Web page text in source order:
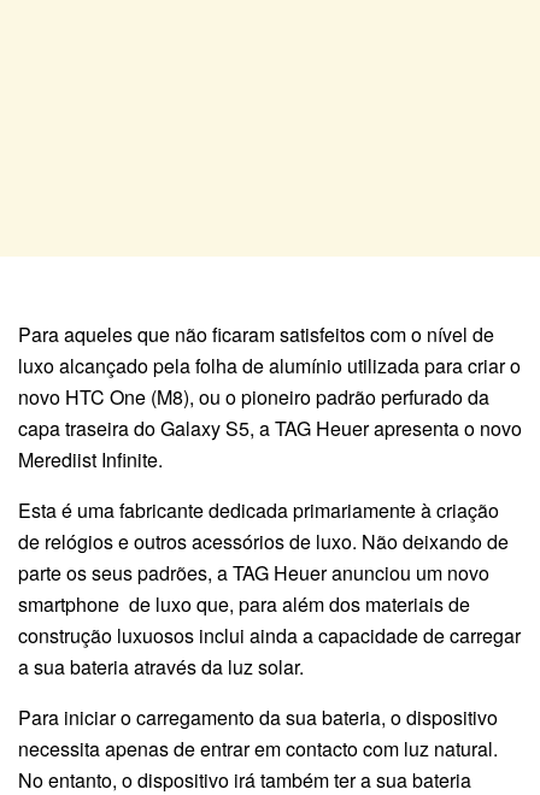
Para aqueles que não ficaram satisfeitos com o nível de
luxo alcançado pela folha de alumínio utilizada para criar o
novo HTC One (M8), ou o pioneiro padrão perfurado da
capa traseira do Galaxy S5, a TAG Heuer apresenta o novo
Merediist Infinite.
Esta é uma fabricante dedicada primariamente à criação
de relógios e outros acessórios de luxo. Não deixando de
parte os seus padrões, a TAG Heuer anunciou um novo
smartphone de luxo que, para além dos materiais de
construção luxuosos inclui ainda a capacidade de carregar
a sua bateria através da luz solar.
Para iniciar o carregamento da sua bateria, o dispositivo
necessita apenas de entrar em contacto com luz natural.
No entanto, o dispositivo irá também ter a sua bateria